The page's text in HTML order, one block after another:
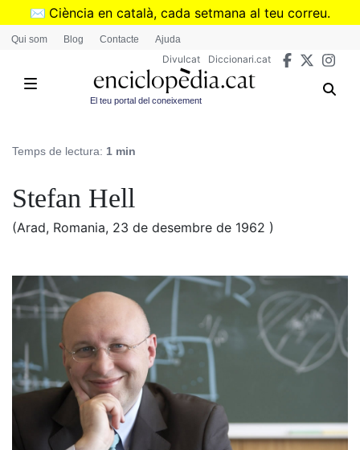
Vés
✉️ Ciència en català, cada setmana al teu correu.
➜Subscriu-te al butlletí de Divulcat
Qui som Blog Contacte Ajuda
Divulcat Diccionari.cat
El teu portal del coneixement
Temps de lectura: 1 min
Stefan Hell
(Arad, Romania, 23 de desembre de 1962 )